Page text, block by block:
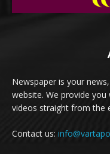
Newspaper is your
website. We provide
videos straight from the
Contact us: